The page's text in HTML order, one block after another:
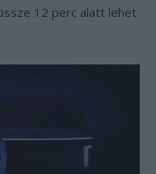
12 perc alatt lehet